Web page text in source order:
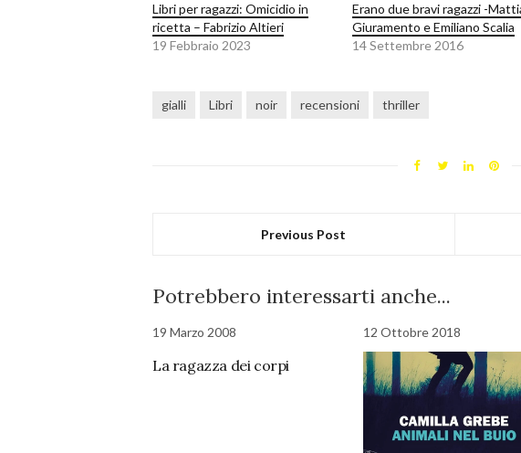
Libri per ragazzi: Omicidio in
ricetta – Fabrizio Altieri
19 Febbraio 2023
Erano due bravi ragazzi -
Giuramento e Emiliano Scalia
14 Settembre 2016
gialli Libri noir recensioni thriller
Previous Post
Potrebbero interessarti anche...
19 Marzo 2008
La ragazza dei corpi
12 Ottobre 2018